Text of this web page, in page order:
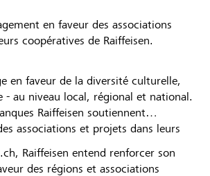
en faveur des associations
coopératives de Raiffeisen.
en faveur de la diversité culturelle,
- au niveau local, régional et national.
Raiffeisen soutiennent
associations et projets dans leurs
Raiffeisen entend renforcer son
des régions et associations